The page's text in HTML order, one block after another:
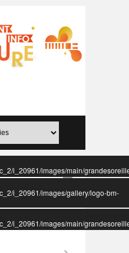
i_20961/images/main/
i_20961/images/gallery/logo-bm-
i_20961/images/main/